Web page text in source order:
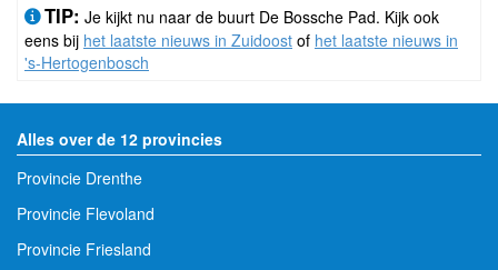
TIP: Je kijkt nu naar de buurt De Bossche Pad. Kijk ook
eens bij het laatste nieuws in Zuidoost of het laatste nieuws in
's-Hertogenbosch
Alles over de 12 provincies
Provincie Drenthe
Provincie Flevoland
Provincie Friesland